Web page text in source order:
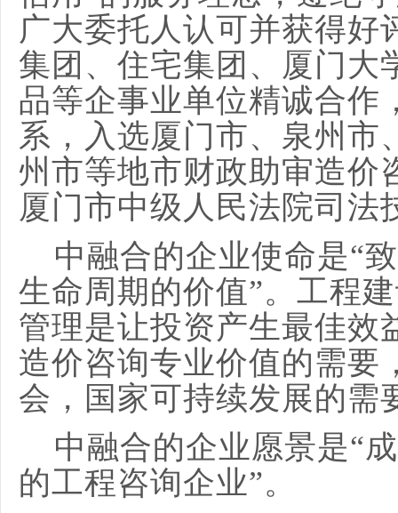
广大委托人认可并获得好
集团、住宅集团、厦门大
品等企事业单位精诚合作
系，入选厦门市、泉州市
州市等地市财政助审造价
厦门市中级人民法院司法
中融合的企业使命是“
生命周期的价值”。工程
管理是让投资产生最佳效
造价咨询专业价值的需要
会，国家可持续发展的需
中融合的企业愿景是“
的工程咨询企业”。